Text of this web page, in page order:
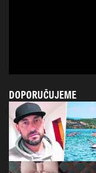
DOPORUČUJEME